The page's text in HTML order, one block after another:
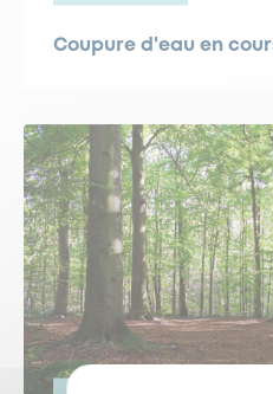
Coupure d'eau en